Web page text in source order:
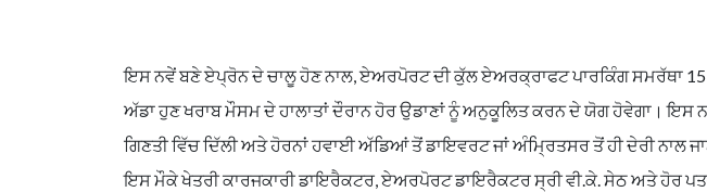
ਇਸ ਨਵੇਂ ਬਣੇ ਏਪ੍ਰੋਨ ਦੇ ਚਾਲੂ ਹੋਣ ਨਾਲ, ਏਅਰਪੋਰਟ ਦੀ ਕੁੱਲ ਏਅਰਕ੍ਰਾਫਟ ਪਾਰਕਿੰਗ ਸਮਰੱਥਾ 15
ਅੱਡਾ ਹੁਣ ਖਰਾਬ ਮੌਸਮ ਦੇ ਹਾਲਾਤਾਂ ਦੌਰਾਨ ਹੋਰ ਉਡਾਣਾਂ ਨੂੰ ਅਨੁਕੂਲਿਤ ਕਰਨ ਦੇ ਯੋਗ ਹੋਵੇਗਾ। ਇਸ
ਗਿਣਤੀ ਵਿੱਚ ਦਿੱਲੀ ਅਤੇ ਹੋਰਨਾਂ ਹਵਾਈ ਅੱਡਿਆਂ ਤੋਂ ਡਾਇਵਰਟ ਜਾਂ ਅੰਮ੍ਰਿਤਸਰ ਤੋਂ ਹੀ ਦੇਰੀ ਨਾਲ
ਇਸ ਮੌਕੇ ਖੇਤਰੀ ਕਾਰਜਕਾਰੀ ਡਾਇਰੈਕਟਰ, ਏਅਰਪੋਰਟ ਡਾਇਰੈਕਟਰ ਸ੍ਰੀ ਵੀ.ਕੇ. ਸੇਠ ਅਤੇ ਹੋਰ